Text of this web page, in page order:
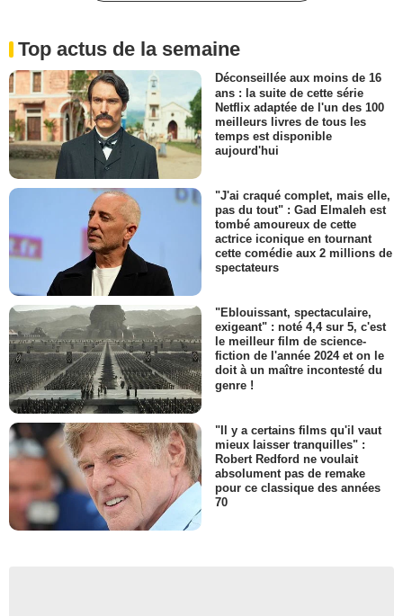
Top actus de la semaine
Déconseillée aux moins de 16
ans : la suite de cette série
Netflix adaptée de l'un des 100
meilleurs livres de tous les
temps est disponible
aujourd'hui
"J'ai craqué complet, mais elle,
pas du tout" : Gad Elmaleh est
tombé amoureux de cette
actrice iconique en tournant
cette comédie aux 2 millions de
spectateurs
"Eblouissant, spectaculaire,
exigeant" : noté 4,4 sur 5, c'est
le meilleur film de science-
fiction de l'année 2024 et on le
doit à un maître incontesté du
genre !
"Il y a certains films qu'il vaut
mieux laisser tranquilles" :
Robert Redford ne voulait
absolument pas de remake
pour ce classique des années
70